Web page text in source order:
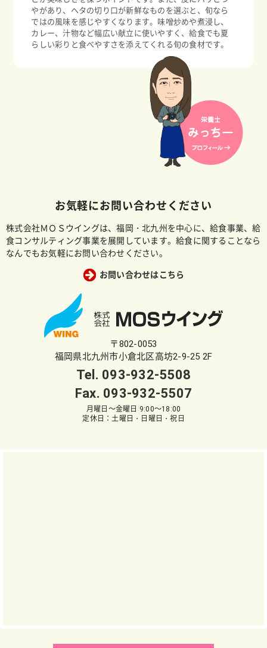
やがあり、ヘタの切り口が新鮮なものを選ぶと、旬なら
ではの風味を感じやすくなります。味噌炒めや煮浸し、
カレー、汁物など幅広い献立に使いやすく、給食でも夏
らしい彩りと食べやすさを添えてくれる旬の食材です。
お気軽にお問い合わせください
株式会社ＭＯＳウイングは、福岡・北九州を中心に、給食事業、給
食コンサルティング事業を展開しています。給食に関することなら
なんでもお気軽にお問い合わせください。
お問い合わせはこちら
〒802-0053
福岡県北九州市小倉北区高坊2-9-25 2F
Tel. 093-932-5508
Fax. 093-932-5507
月曜日～金曜日 9:00～18:00
定休日：土曜日・日曜日・祝日